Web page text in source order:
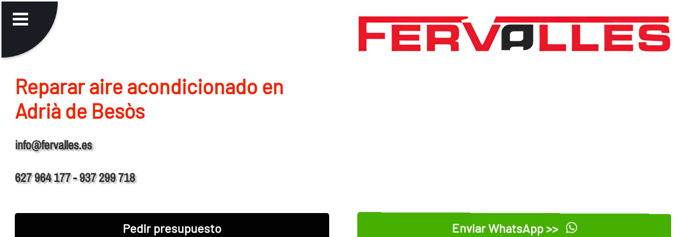
Reparar aire acondicionado en
Adrià de Besòs
info@fervalles.es
627 964 177 - 937 299 718
Pedir presupuesto Enviar WhatsApp >>